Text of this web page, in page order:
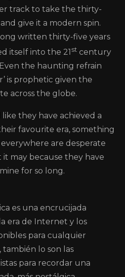
track to take the thirty-
give it a modern spin.
written thirty-five years
itself into the 21st century
the haunting refrain
is prophetic given the
across the globe.
they have achieved a
favourite era, something
are desperate
may because they have
for so long.
es una encrucijada
era de Internet y los
para cualquier
lo son las
para recordar una